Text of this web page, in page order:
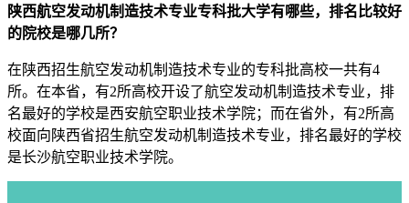
陕西航空发动机制造技术专业专科批大学有哪些，排名比较好
的院校是哪几所？
在陕西招生航空发动机制造技术专业的专科批高校一共有4
所。在本省，有2所高校开设了航空发动机制造技术专业，排
名最好的学校是西安航空职业技术学院；而在省外，有2所高
校面向陕西省招生航空发动机制造技术专业，排名最好的学校
是长沙航空职业技术学院。